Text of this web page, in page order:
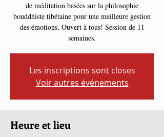
de méditation basées sur la philosophie
bouddhiste tibétaine pour une meilleure gestion
des émotions. Ouvert à tous! Session de 11
semaines.
Les inscriptions sont closes
Voir autres événements
Heure et lieu